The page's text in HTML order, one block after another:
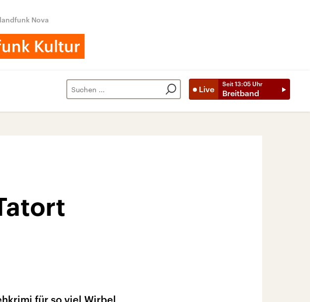
Nova
Live
Seit 13:05 Uhr
Breitband
für so viel Wirbel